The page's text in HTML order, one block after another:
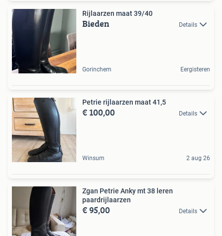
Rijlaarzen maat 39/40
Bieden Details
Gorinchem Eergisteren
Petrie rijlaarzen maat 41,5
€ 100,00 Details
Winsum 2 aug 26
Zgan Petrie Anky mt 38 leren
paardrijlaarzen
€ 95,00 Details